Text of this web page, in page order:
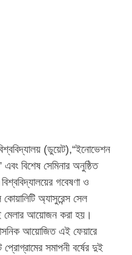
(ডুয়েট),“ইনোভেশন
বিশেষ সেমিনার অনুষ্ঠিত
গবেষণা ও
অ্যাসুরেন্স সেল
আয়োজন করা হয়।
আয়োজিত এই ফেয়ারে
প্রোগ্রামের সমাপনী বর্ষের দুই